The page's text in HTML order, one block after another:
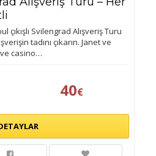
Svilengrad Alışveriş Turu
tadını çıkarın. Janet ve
casino…
40€